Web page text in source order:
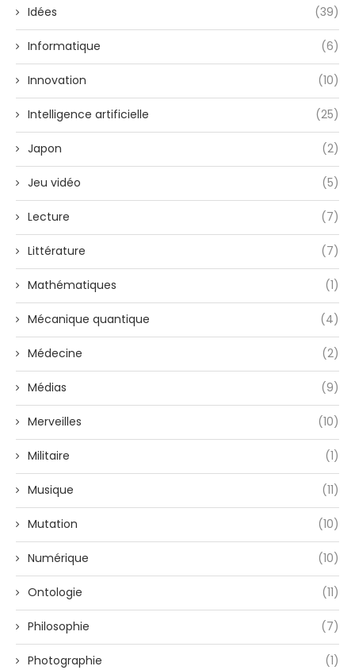
Idées (39)
Informatique (6)
Innovation (10)
Intelligence artificielle (25)
Japon (2)
Jeu vidéo (5)
Lecture (7)
Littérature (7)
Mathématiques (1)
Mécanique quantique (4)
Médecine (2)
Médias (9)
Merveilles (10)
Militaire (1)
Musique (11)
Mutation (10)
Numérique (10)
Ontologie (11)
Philosophie (7)
Photographie (1)